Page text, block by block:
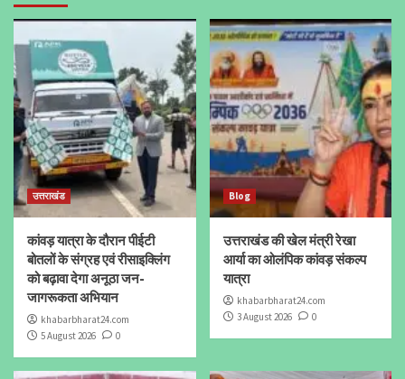
उत्तराखंड
कांवड़ यात्रा के दौरान पीईटी
बोतलों के संग्रह एवं रीसाइक्लिंग
को बढ़ावा देगा अनूठा जन-
जागरूकता अभियान
khabarbharat24.com
5 August 2026
0
Blog
उत्तराखंड की खेल मंत्री रेखा
आर्या का ओलंपिक कांवड़ संकल्प
यात्रा
khabarbharat24.com
3 August 2026
0